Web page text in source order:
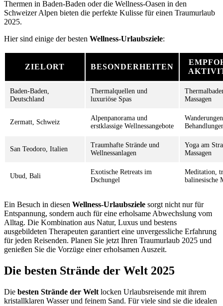
Thermen in Baden-Baden oder die Wellness-Oasen in den
Schweizer Alpen bieten die perfekte Kulisse für einen Traumurlaub
2025.
Hier sind einige der besten Wellness-Urlaubsziele:
ZIELORT BESONDERHEITEN
Baden-Baden,
Deutschland
Thermalquellen und
luxuriöse Spas
Massagen
Zermatt, Schweiz
Alpenpanorama und
erstklassige Wellnessangebote
San Teodoro, Italien
Traumhafte Strände und
Wellnessanlagen
Yoga am
Massagen
Ubud, Bali
Exotische Retreats im
Dschungel
Meditation,
balinesische
Ein Besuch in diesen Wellness-Urlaubsziele sorgt nicht nur für
Entspannung, sondern auch für eine erholsame Abwechslung vom
Alltag. Die Kombination aus Natur, Luxus und bestens
ausgebildeten Therapeuten garantiert eine unvergessliche Erfahrung
für jeden Reisenden. Planen Sie jetzt Ihren Traumurlaub 2025 und
genießen Sie die Vorzüge einer erholsamen Auszeit.
Die besten Strände der Welt 2025
Die besten Strände der Welt locken Urlaubsreisende mit ihrem
kristallklaren Wasser und feinem Sand. Für viele sind sie die idealen